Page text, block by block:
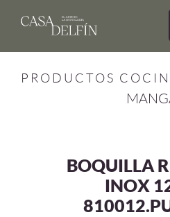
PRODUCTOS
BOQUILLA
INOX